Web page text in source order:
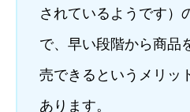
されているようです）
で、早い段階から商品
売できるというメリッ
あります。